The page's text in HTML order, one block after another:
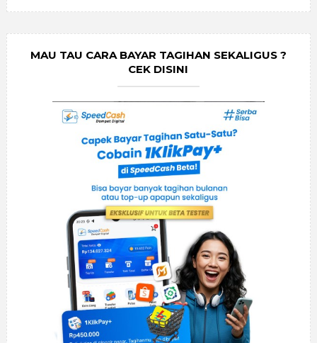
MAU TAU CARA BAYAR TAGIHAN SEKALIGUS ?
CEK DISINI